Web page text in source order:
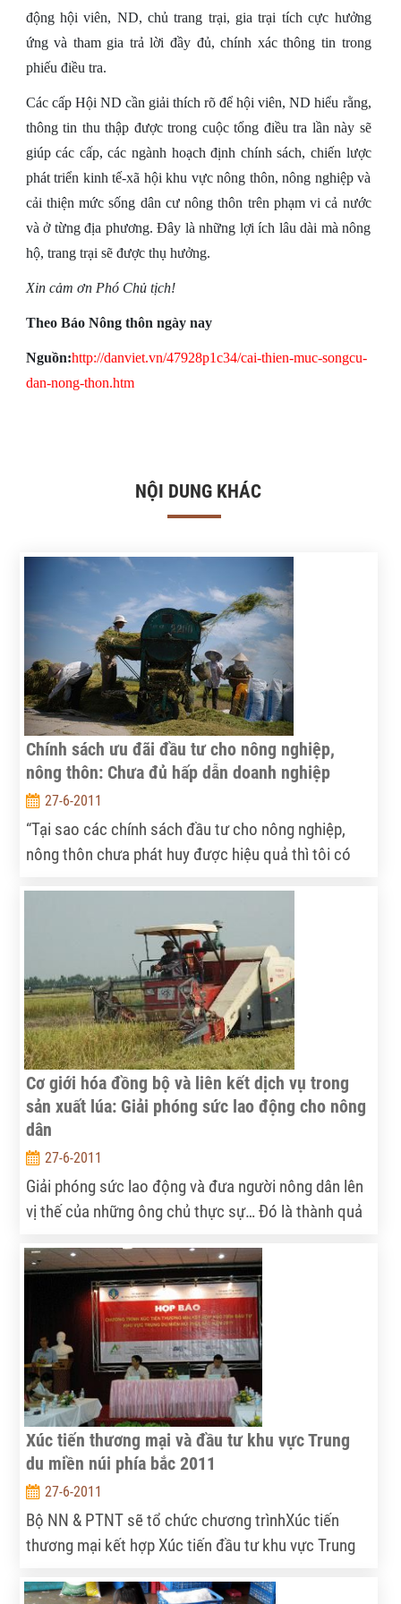
động hội viên, ND, chủ trang trại, gia trại tích cực hưởng
ứng và tham gia trả lời đầy đủ, chính xác thông tin trong
phiếu điều tra.
Các cấp Hội ND cần giải thích rõ để hội viên, ND hiểu rằng,
thông tin thu thập được trong cuộc tổng điều tra lần này sẽ
giúp các cấp, các ngành hoạch định chính sách, chiến lược
phát triển kinh tế-xã hội khu vực nông thôn, nông nghiệp và
cải thiện mức sống dân cư nông thôn trên phạm vi cả nước
và ở từng địa phương. Đây là những lợi ích lâu dài mà nông
hộ, trang trại sẽ được thụ hưởng.
Xin cảm ơn Phó Chủ tịch!
Theo Báo Nông thôn ngày nay
Nguồn:http://danviet.vn/47928p1c34/cai-thien-muc-songcu-
dan-nong-thon.htm
NỘI DUNG KHÁC
Chính sách ưu đãi đầu tư cho nông nghiệp,
nông thôn: Chưa đủ hấp dẫn doanh nghiệp
27-6-2011
“Tại sao các chính sách đầu tư cho nông nghiệp,
nông thôn chưa phát huy được hiệu quả thì tôi có
Cơ giới hóa đồng bộ và liên kết dịch vụ trong
sản xuất lúa: Giải phóng sức lao động cho nông
dân
27-6-2011
Giải phóng sức lao động và đưa người nông dân lên
vị thế của những ông chủ thực sự… Đó là thành quả
liên kết dịch vụ trong sản xuất lúa” tại TP. Hà Nội.
Xúc tiến thương mại và đầu tư khu vực Trung
du miền núi phía bắc 2011
27-6-2011
Bộ NN & PTNT sẽ tổ chức chương trìnhXúc tiến
thương mại kết hợp Xúc tiến đầu tư khu vực Trung
trợ các địa phương, doanh nghiệp trong khu vực